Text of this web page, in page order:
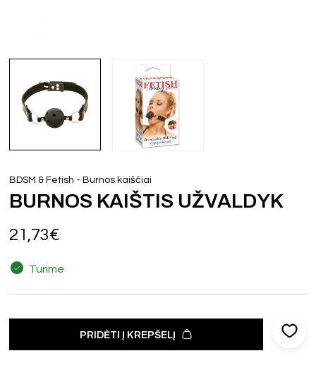
BDSM & Fetish -Burnos kaiščiai
BURNOS KAIŠTIS UŽVALDYK
21,73€
Turime
PRIDĖTI Į KREPŠELĮ